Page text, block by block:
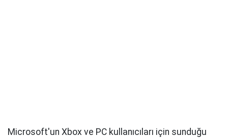
Microsoft'un Xbox ve PC kullanıcıları için sunduğu